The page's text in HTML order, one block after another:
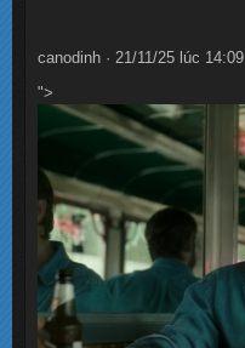
canodinh · 21/11/25 lúc 14:09
">